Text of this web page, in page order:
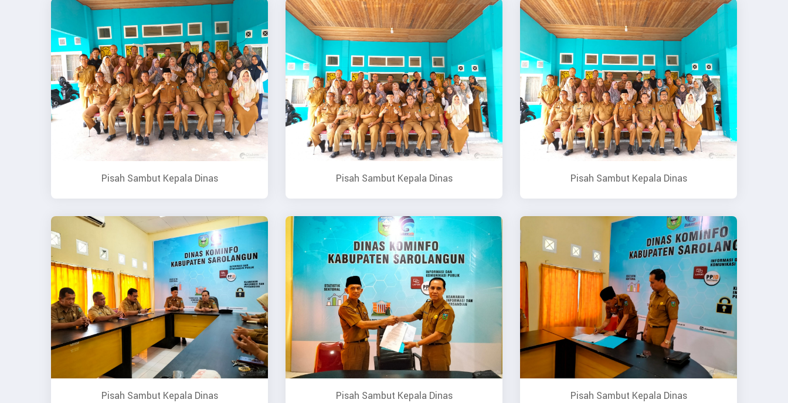
Pisah Sambut Kepala Dinas Pisah Sambut Kepala Dinas Pisah Sambut Kepala Dinas
Pisah Sambut Kepala Dinas Pisah Sambut Kepala Dinas Pisah Sambut Kepala Dinas